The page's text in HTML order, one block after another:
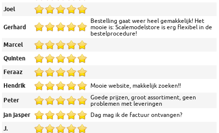
Joel
Gerhard
Bestelling gaat weer heel gemakkelijk! Het
mooie is: Scalemodelstore is erg flexibel in de
bestelprocedure!
Marcel
Quinten
Feraaz
Hendrik Mooie website, makkelijk zoeken!!
Peter
Goede prijzen, groot assortiment, geen
problemen met leveringen
jan jasper
Dag mag ik de factuur ontvangen?
J.